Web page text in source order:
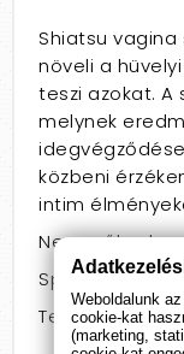
Shiatsu vagina
növeli a
teszi azokat. A
melynek
közbeni
intim
Nem: nőknek
Speciális
Weboldalunk
cookie-kat
(marketing,